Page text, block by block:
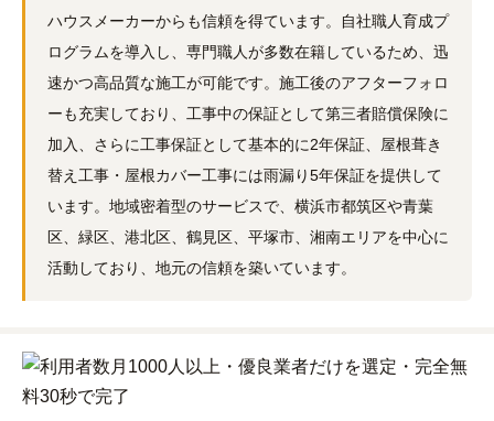
ハウスメーカーからも信頼を得ています。自社職人育成プ
ログラムを導入し、専門職人が多数在籍しているため、迅
速かつ高品質な施工が可能です。施工後のアフターフォロ
ーも充実しており、工事中の保証として第三者賠償保険に
加入、さらに工事保証として基本的に2年保証、屋根葺き
替え工事・屋根カバー工事には雨漏り5年保証を提供して
います。地域密着型のサービスで、横浜市都筑区や青葉
区、緑区、港北区、鶴見区、平塚市、湘南エリアを中心に
活動しており、地元の信頼を築いています。